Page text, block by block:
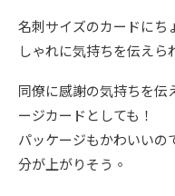
名刺サイズのカードにち
しゃれに気持ちを伝えら
同僚に感謝の気持ちを伝
ージカードとしても！
パッケージもかわいいの
分が上がりそう。